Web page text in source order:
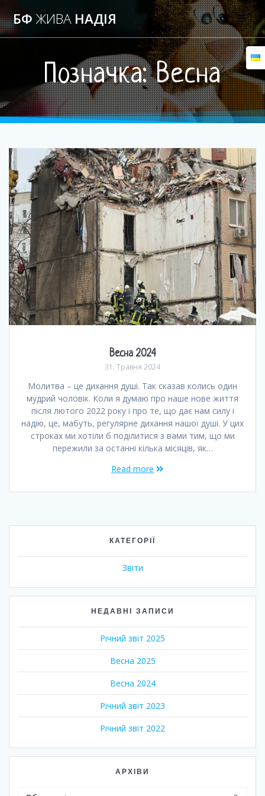
to
content
БФЖИВАНАДIЯ
Позначка:Весна
Весна 2024
31. Травня 2024
Молитва – це дихання душі. Так сказав колись один
мудрий чоловік. Коли я думаю про наше нове життя
після лютого 2022 року і про те, що дає нам силу і
надію, це, мабуть, регулярне дихання нашої душі. У цих
строках ми хотіли б поділитися з вами тим, що ми
пережили за останні кілька місяців, як…
Read more
КАТЕГОРІЇ
Звіти
НЕДАВНІ ЗАПИСИ
Річний звіт 2025
Весна 2025
Весна 2024
Річний звіт 2023
Річний звіт 2022
АРХІВИ